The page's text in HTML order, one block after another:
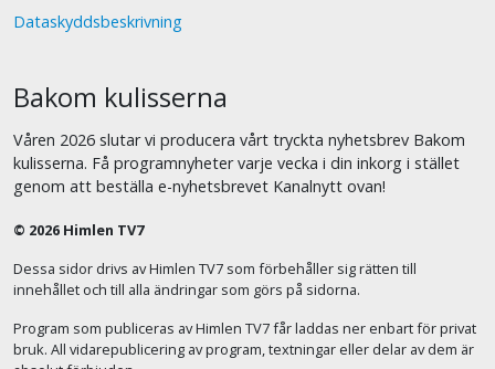
Dataskyddsbeskrivning
Bakom kulisserna
Våren 2026 slutar vi producera vårt tryckta nyhetsbrev Bakom
kulisserna. Få programnyheter varje vecka i din inkorg i stället
genom att beställa e-nyhetsbrevet Kanalnytt ovan!
© 2026 Himlen TV7
Dessa sidor drivs av Himlen TV7 som förbehåller sig rätten till
innehållet och till alla ändringar som görs på sidorna.
Program som publiceras av Himlen TV7 får laddas ner enbart för privat
bruk. All vidarepublicering av program, textningar eller delar av dem är